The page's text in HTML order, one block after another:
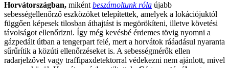
Horvátországban, miként beszámoltunk róla újabb
sebességellenőrző eszközöket telepítettek, amelyek a lokációjuktól
függően képesek tilosban áthajtást is megörökíteni, illetve követési
távolságot ellenőrizni. Így még kevésbé érdemes tövig nyomni a
gázpedált útban a tengerpart felé, mert a horvátok rááadásul nyaranta
sűrűrítik a közúti ellenőrzéseket is. A sebességmérők ellen
radarjelzővel vagy traffipaxdetektorral védekezni nem ajánlott, mivel